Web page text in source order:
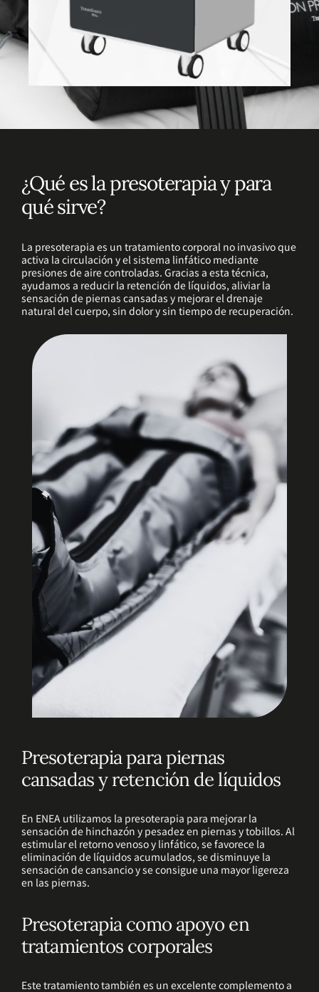
¿Qué es la presoterapia y para
qué sirve?
La presoterapia es un tratamiento corporal no invasivo que
activa la circulación y el sistema linfático mediante
presiones de aire controladas. Gracias a esta técnica,
ayudamos a reducir la retención de líquidos, aliviar la
sensación de piernas cansadas y mejorar el drenaje
natural del cuerpo, sin dolor y sin tiempo de recuperación.
Presoterapia para piernas
cansadas y retención de líquidos
En ENEA utilizamos la presoterapia para mejorar la
sensación de hinchazón y pesadez en piernas y tobillos. Al
estimular el retorno venoso y linfático, se favorece la
eliminación de líquidos acumulados, se disminuye la
sensación de cansancio y se consigue una mayor ligereza
en las piernas.
Presoterapia como apoyo en
tratamientos corporales
Este tratamiento también es un excelente complemento a